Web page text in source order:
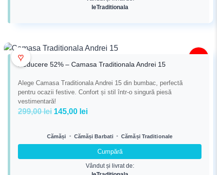
IeTraditionala
♥
Reducere 52% – Camasa Traditionala Andrei 15
Alege Camasa Traditionala Andrei 15 din bumbac, perfectă
pentru ocazii festive. Confort și stil într-o singură piesă
vestimentară!
299,00lei Prețul
a
fost:
299,00 lei.
145,00 leiPrețul
este:
145,00 lei.
Cămăși • Cămăși Barbati • Cămăși Traditionale
Cumpără
Vândut și livrat de: